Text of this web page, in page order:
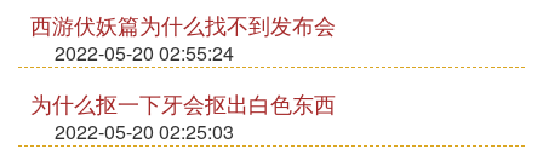
西游伏妖篇为什么找不到发布会
2022-05-20 02:55:24
为什么抠一下牙会抠出白色东西
2022-05-20 02:25:03